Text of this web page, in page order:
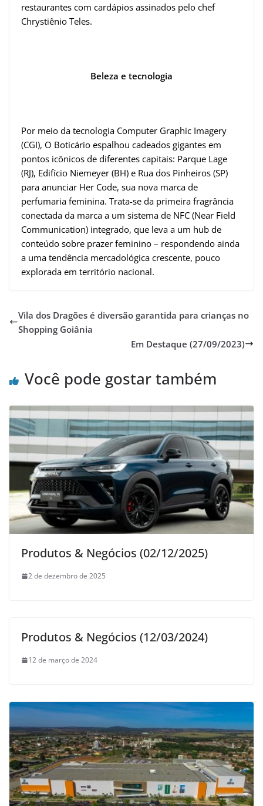
restaurantes com cardápios assinados pelo chef
Chrystiênio Teles.
Beleza e tecnologia
Por meio da tecnologia Computer Graphic Imagery
(CGI), O Boticário espalhou cadeados gigantes em
pontos icônicos de diferentes capitais: Parque Lage
(RJ), Edifício Niemeyer (BH) e Rua dos Pinheiros (SP)
para anunciar Her Code, sua nova marca de
perfumaria feminina. Trata-se da primeira fragrância
conectada da marca a um sistema de NFC (Near Field
Communication) integrado, que leva a um hub de
conteúdo sobre prazer feminino – respondendo ainda
a uma tendência mercadológica crescente, pouco
explorada em território nacional.
Vila dos Dragões é diversão garantida para crianças no
Shopping Goiânia
Em Destaque (27/09/2023)
Você pode gostar também
Produtos & Negócios (02/12/2025)
2 de dezembro de 2025
Produtos & Negócios (12/03/2024)
12 de março de 2024